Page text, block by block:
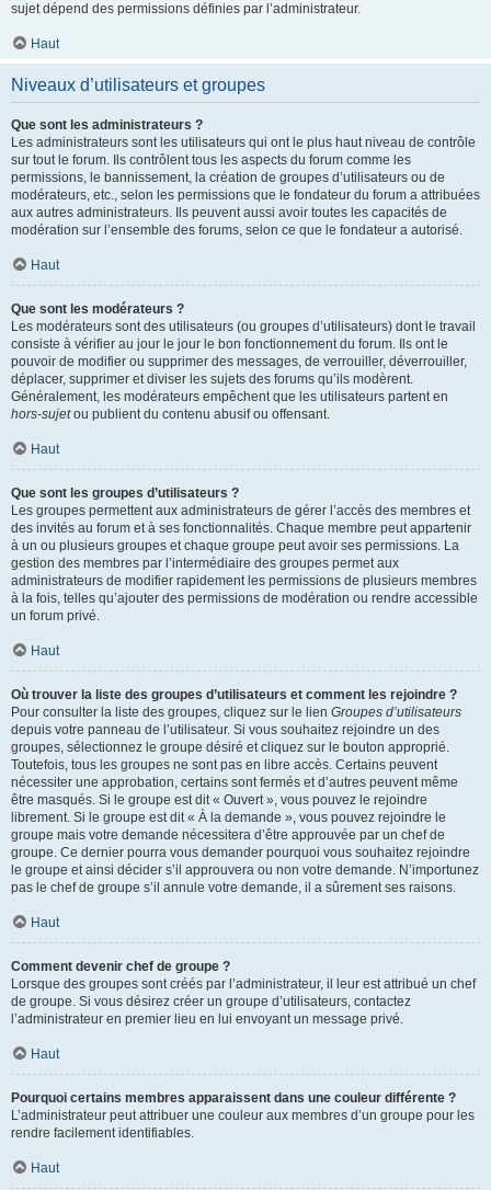
sujet dépend des permissions définies par l’administrateur.
Haut
Niveaux d’utilisateurs et groupes
Que sont les administrateurs ?
Les administrateurs sont les utilisateurs qui ont le plus haut niveau de contrôle
sur tout le forum. Ils contrôlent tous les aspects du forum comme les
permissions, le bannissement, la création de groupes d’utilisateurs ou de
modérateurs, etc., selon les permissions que le fondateur du forum a attribuées
aux autres administrateurs. Ils peuvent aussi avoir toutes les capacités de
modération sur l’ensemble des forums, selon ce que le fondateur a autorisé.
Haut
Que sont les modérateurs ?
Les modérateurs sont des utilisateurs (ou groupes d’utilisateurs) dont le travail
consiste à vérifier au jour le jour le bon fonctionnement du forum. Ils ont le
pouvoir de modifier ou supprimer des messages, de verrouiller, déverrouiller,
déplacer, supprimer et diviser les sujets des forums qu’ils modèrent.
Généralement, les modérateurs empêchent que les utilisateurs partent en
hors-sujetou publient du contenu abusif ou offensant.
Haut
Que sont les groupes d’utilisateurs ?
Les groupes permettent aux administrateurs de gérer l’accès des membres et
des invités au forum et à ses fonctionnalités. Chaque membre peut appartenir
à un ou plusieurs groupes et chaque groupe peut avoir ses permissions. La
gestion des membres par l’intermédiaire des groupes permet aux
administrateurs de modifier rapidement les permissions de plusieurs membres
à la fois, telles qu’ajouter des permissions de modération ou rendre accessible
un forum privé.
Haut
Où trouver la liste des groupes d’utilisateurs et comment les rejoindre ?
Pour consulter la liste des groupes, cliquez sur le lien Groupes d’utilisateurs
depuis votre panneau de l’utilisateur. Si vous souhaitez rejoindre un des
groupes, sélectionnez le groupe désiré et cliquez sur le bouton approprié.
Toutefois, tous les groupes ne sont pas en libre accès. Certains peuvent
nécessiter une approbation, certains sont fermés et d’autres peuvent même
être masqués. Si le groupe est dit « Ouvert », vous pouvez le rejoindre
librement. Si le groupe est dit « À la demande », vous pouvez rejoindre le
groupe mais votre demande nécessitera d’être approuvée par un chef de
groupe. Ce dernier pourra vous demander pourquoi vous souhaitez rejoindre
le groupe et ainsi décider s’il approuvera ou non votre demande. N’importunez
pas le chef de groupe s’il annule votre demande, il a sûrement ses raisons.
Haut
Comment devenir chef de groupe ?
Lorsque des groupes sont créés par l’administrateur, il leur est attribué un chef
de groupe. Si vous désirez créer un groupe d’utilisateurs, contactez
l’administrateur en premier lieu en lui envoyant un message privé.
Haut
Pourquoi certains membres apparaissent dans une couleur différente ?
L’administrateur peut attribuer une couleur aux membres d’un groupe pour les
rendre facilement identifiables.
Haut